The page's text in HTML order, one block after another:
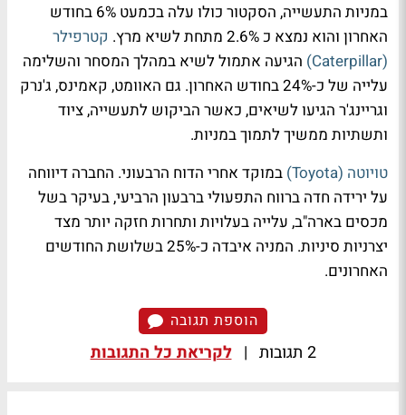
במניות התעשייה, הסקטור כולו עלה בכמעט 6% בחודש
האחרון והוא נמצא כ 2.6% מתחת לשיא מרץ.
קטרפילר
(Caterpillar)
הגיעה אתמול לשיא במהלך המסחר והשלימה
עלייה של כ-24% בחודש האחרון. גם האוומט, קאמינס, ג'נרק
וגריינג'ר הגיעו לשיאים, כאשר הביקוש לתעשייה, ציוד
ותשתיות ממשיך לתמוך במניות.
טויוטה (Toyota)
במוקד אחרי הדוח הרבעוני. החברה דיווחה
על ירידה חדה ברווח התפעולי ברבעון הרביעי, בעיקר בשל
מכסים בארה"ב, עלייה בעלויות ותחרות חזקה יותר מצד
יצרניות סיניות. המניה איבדה כ-25% בשלושת החודשים
האחרונים.
הוספת תגובה
2 תגובות | לקריאת כל התגובות